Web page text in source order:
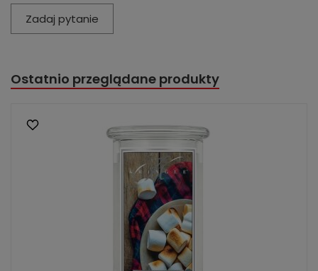
Zadaj pytanie
Ostatnio przeglądane produkty